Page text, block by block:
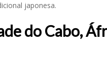
japonesa.
do Cabo,